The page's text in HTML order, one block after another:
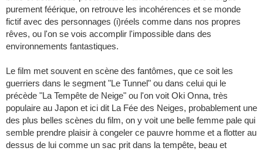
purement féérique, on retrouve les incohérences et se monde
fictif avec des personnages (i)réels comme dans nos propres
rêves, ou l'on se vois accomplir l'impossible dans des
environnements fantastiques.
Le film met souvent en scène des fantômes, que ce soit les
guerriers dans le segment "Le Tunnel" ou dans celui qui le
précède "La Tempête de Neige" ou l'on voit Oki Onna, très
populaire au Japon et ici dit La Fée des Neiges, probablement une
des plus belles scènes du film, on y voit une belle femme pale qui
semble prendre plaisir à congeler ce pauvre homme et a flotter au
dessus de lui comme un sac prit dans la tempête, beau et